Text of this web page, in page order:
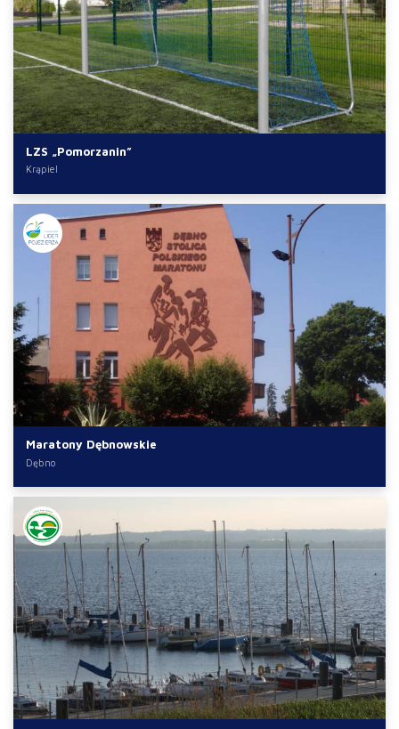
LZS „Pomorzanin”
Krąpiel
Maratony Dębnowskie
Dębno